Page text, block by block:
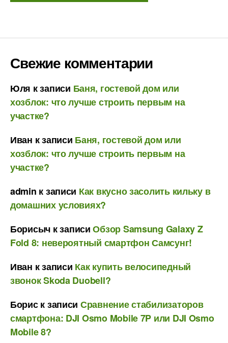
Свежие комментарии
Юля к записи Баня, гостевой дом или
хозблок: что лучше строить первым на
участке?
Иван к записи Баня, гостевой дом или
хозблок: что лучше строить первым на
участке?
admin к записи Как вкусно засолить кильку в
домашних условиях?
Борисыч к записиОбзор Samsung Galaxy Z
Fold 8: невероятный смартфон Самсунг!
Иван к записи Как купить велосипедный
звонок Skoda Duobell?
Бориск записи Сравнение стабилизаторов
смартфона: DJI Osmo Mobile 7P или DJI Osmo
Mobile 8?